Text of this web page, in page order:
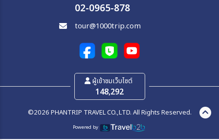
02-0965-878
tour@1000trip.com
ผู้เข้าชมเว็บไซต์
148,292
©2026 PHANTRIP TRAVEL CO.,LTD. All Rights Reserved.
Powered by